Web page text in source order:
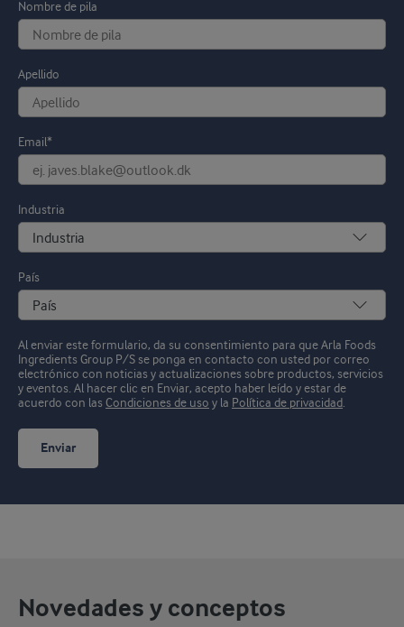
Nombre de pila
Apellido
Email*
Industria
País
Al enviar este formulario, da su consentimiento para que Arla Foods
Ingredients Group P/S se ponga en contacto con usted por correo
electrónico con noticias y actualizaciones sobre productos, servicios
y eventos. Al hacer clic en Enviar, acepto haber leído y estar de
acuerdo con las Condiciones de uso y la Política de privacidad.
Enviar
Novedades y conceptos